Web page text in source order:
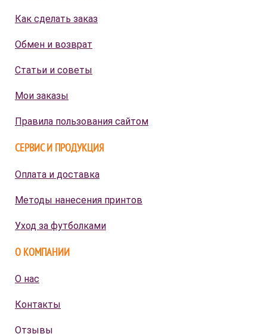
Как сделать заказ
Обмен и возврат
Статьи и советы
Мои заказы
Правила пользования сайтом
СЕРВИС И ПРОДУКЦИЯ
Оплата и доставка
Методы нанесения принтов
Уход за футболками
О КОМПАНИИ
О нас
Контакты
Отзывы